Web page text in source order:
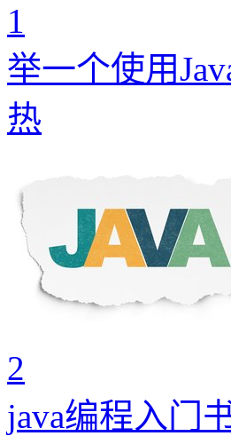
1
举一个使用
热
2
java编程入门